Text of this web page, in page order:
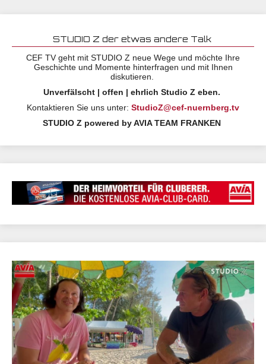
STUDIO Z der etwas andere Talk
CEF TV geht mit STUDIO Z neue Wege und möchte Ihre
Geschichte und Momente hinterfragen und mit Ihnen
diskutieren.
Unverfälscht | offen | ehrlich Studio Z eben.
Kontaktieren Sie uns unter: StudioZ@cef-nuernberg.tv
STUDIO Z powered by AVIA TEAM FRANKEN